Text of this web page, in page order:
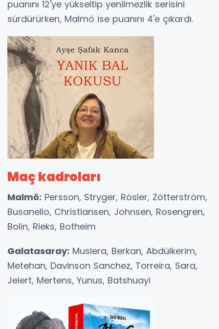
puanını 12'ye yükseltip yenilmezlik serisini
sürdürürken, Malmö ise puanını 4'e çıkardı.
Maç kadroları
Malmö: Persson, Stryger, Rösler, Zötterström,
Busanello, Christiansen, Johnsen, Rosengren,
Bolin, Rieks, Botheim
Galatasaray: Muslera, Berkan, Abdülkerim,
Metehan, Davinson Sanchez, Torreira, Sara,
Jelert, Mertens, Yunus, Batshuayi